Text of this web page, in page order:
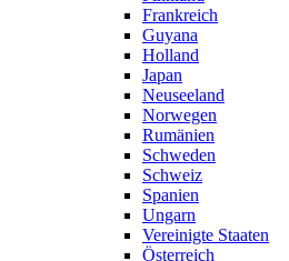
Frankreich
Guyana
Holland
Japan
Neuseeland
Norwegen
Rumänien
Schweden
Schweiz
Spanien
Ungarn
Vereinigte Staaten
Österreich